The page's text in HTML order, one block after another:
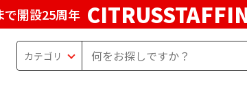
で開設25周年